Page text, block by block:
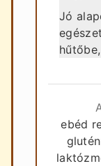
Jó
ebéd